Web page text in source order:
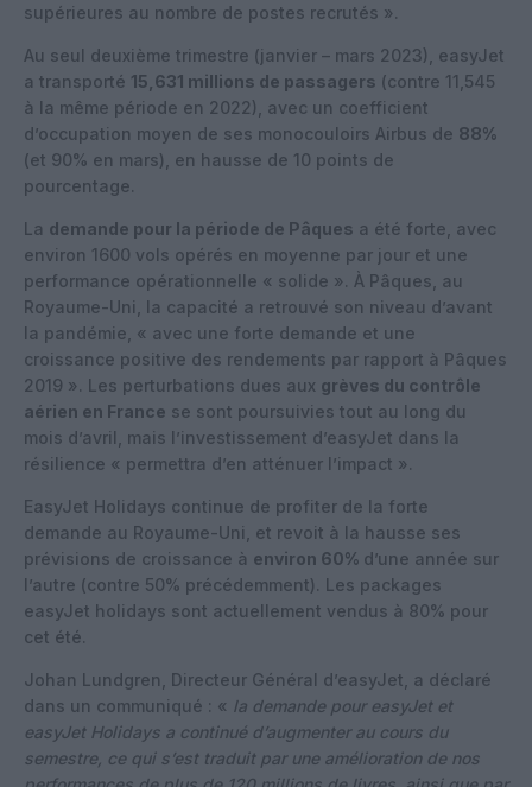
supérieures au nombre de postes recrutés ».
Au seul deuxième trimestre (janvier – mars 2023), easyJet
a transporté 15,631 millions de passagers (contre 11,545
à la même période en 2022), avec un coefficient
d’occupation moyen de ses monocouloirs Airbus de 88%
(et 90% en mars), en hausse de 10 points de
pourcentage.
La demande pour la période de Pâques a été forte, avec
environ 1600 vols opérés en moyenne par jour et une
performance opérationnelle « solide ». À Pâques, au
Royaume-Uni, la capacité a retrouvé son niveau d’avant
la pandémie, « avec une forte demande et une
croissance positive des rendements par rapport à Pâques
2019 ». Les perturbations dues aux grèves du contrôle
aérien en France se sont poursuivies tout au long du
mois d’avril, mais l’investissement d’easyJet dans la
résilience « permettra d’en atténuer l’impact ».
EasyJet Holidays continue de profiter de la forte
demande au Royaume-Uni, et revoit à la hausse ses
prévisions de croissance à environ 60% d’une année sur
l’autre (contre 50% précédemment). Les packages
easyJet holidays sont actuellement vendus à 80% pour
cet été.
Johan Lundgren, Directeur Général d’easyJet, a déclaré
dans un communiqué : « la demande pour easyJet et
easyJet Holidays a continué d’augmenter au cours du
semestre, ce qui s’est traduit par une amélioration de nos